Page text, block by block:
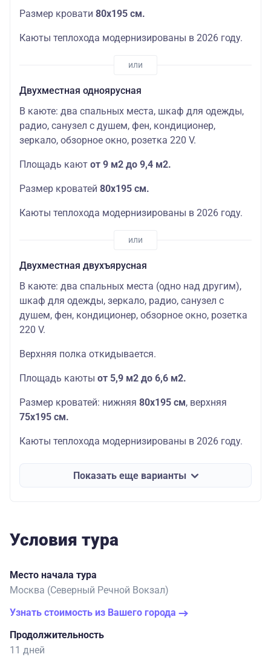
Размер кровати 80х195 см.
Каюты теплохода модернизированы в 2026 году.
Двухместная одноярусная
В каюте: два спальных места, шкаф для одежды,
радио, санузел с душем, фен, кондиционер,
зеркало, обзорное окно, розетка 220 V.
Площадь кают от 9 м2 до 9,4 м2.
Размер кроватей 80х195 см.
Каюты теплохода модернизированы в 2026 году.
Двухместная двухъярусная
В каюте: два спальных места (одно над другим),
шкаф для одежды, зеркало, радио, санузел с
душем, фен, кондиционер, обзорное окно, розетка
220 V.
Верхняя полка откидывается.
Площадь каюты от 5,9 м2 до 6,6 м2.
Размер кроватей: нижняя 80х195 см, верхняя
75х195 см.
Каюты теплохода модернизированы в 2026 году.
Показать еще варианты
Условия тура
Место начала тура
Москва (Северный Речной Вокзал)
Узнать стоимость из Вашего города
Продолжительность
11 дней